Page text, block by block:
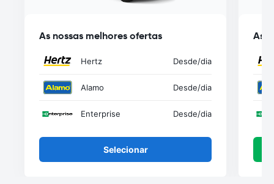
As nossas melhores ofertas
Hertz Desde/dia
Alamo Desde/dia
Enterprise Desde/dia
Selecionar
As